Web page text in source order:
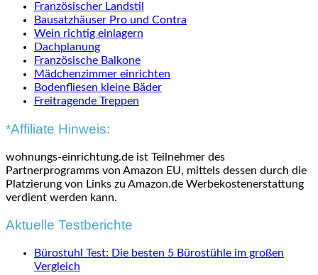
Französischer Landstil
Bausatzhäuser Pro und Contra
Wein richtig einlagern
Dachplanung
Französische Balkone
Mädchenzimmer einrichten
Bodenfliesen kleine Bäder
Freitragende Treppen
*Affiliate Hinweis:
wohnungs-einrichtung.de ist Teilnehmer des
Partnerprogramms von Amazon EU, mittels dessen durch die
Platzierung von Links zu Amazon.de Werbekostenerstattung
verdient werden kann.
Aktuelle Testberichte
Bürostuhl Test: Die besten 5 Bürostühle im großen
Vergleich